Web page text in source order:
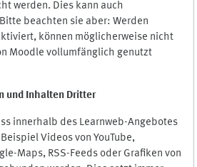
werden. Dies kann auch
beachten sie aber: Werden
können möglicherweise nicht
Moodle vollumfänglich genutzt
und Inhalten Dritter
innerhalb des Learnweb-Angebotes
Videos von YouTube,
Maps, RSS-Feeds oder Grafiken von